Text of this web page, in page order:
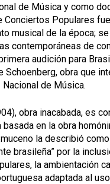
de Música y como
Conciertos Populares
musical de la época;
contemporáneas de
audición para
Schoenberg, obra que
de Música.
, obra inacabada, es
en la obra
la describió como
brasileña” por la
la ambientación
adaptada al